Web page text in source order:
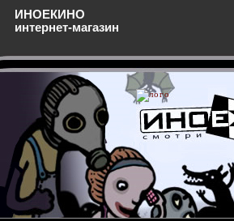
ИНОЕКИНО
интернет-магазин